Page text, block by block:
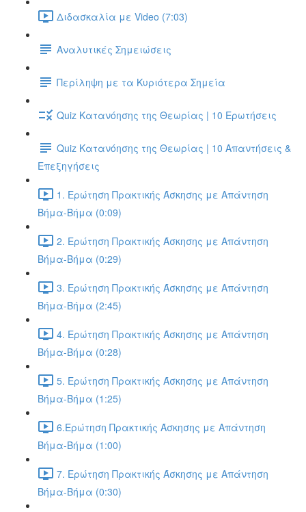
Διδασκαλία με Video (7:03)
Αναλυτικές Σημειώσεις
Περίληψη με τα Κυριότερα Σημεία
Quiz Κατανόησης της Θεωρίας | 10 Ερωτήσεις
Quiz Κατανόησης της Θεωρίας | 10 Απαντήσεις &
Επεξηγήσεις
1. Ερώτηση Πρακτικής Άσκησης με Απάντηση
Βήμα-Βήμα (0:09)
2. Ερώτηση Πρακτικής Άσκησης με Απάντηση
Βήμα-Βήμα (0:29)
3. Ερώτηση Πρακτικής Άσκησης με Απάντηση
Βήμα-Βήμα (2:45)
4. Ερώτηση Πρακτικής Άσκησης με Απάντηση
Βήμα-Βήμα (0:28)
5. Ερώτηση Πρακτικής Άσκησης με Απάντηση
Βήμα-Βήμα (1:25)
6.Ερώτηση Πρακτικής Άσκησης με Απάντηση
Βήμα-Βήμα (1:00)
7. Ερώτηση Πρακτικής Άσκησης με Απάντηση
Βήμα-Βήμα (0:30)